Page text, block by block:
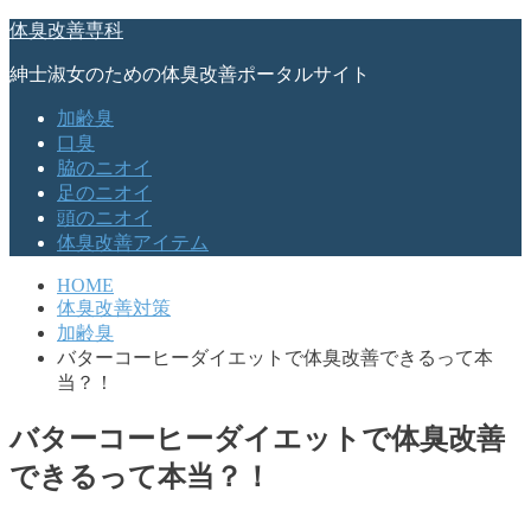
体臭改善専科
紳士淑女のための体臭改善ポータルサイト
加齢臭
口臭
脇のニオイ
足のニオイ
頭のニオイ
体臭改善アイテム
HOME
体臭改善対策
加齢臭
バターコーヒーダイエットで体臭改善できるって本
当？！
バターコーヒーダイエットで体臭改善
できるって本当？！